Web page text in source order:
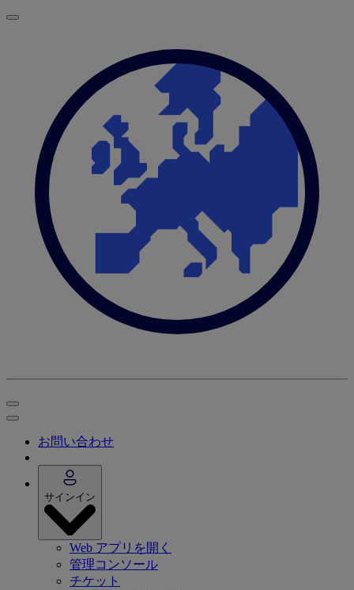
お問い合わせ
サインイン
Web アプリを開く
管理コンソール
チケット